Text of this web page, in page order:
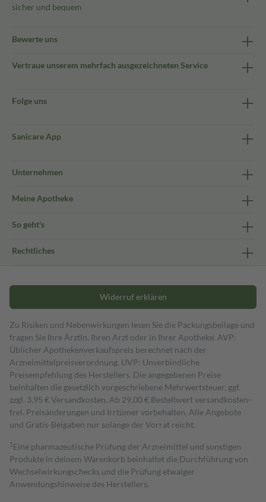
sicher und bequem
Bewerte uns
Vertraue unserem mehrfach ausgezeichneten Service
Folge uns
Sanicare App
Unternehmen
Meine Apotheke
So geht's
Rechtliches
Widerruf erklären
Zu Risiken und Nebenwirkungen lesen Sie die Packungsbeilage und
fragen Sie Ihre Ärztin, Ihren Arzt oder in Ihrer Apotheke. AVP:
Üblicher Apothekenverkaufspreis berechnet nach der
Arzneimittelpreisverordnung. UVP: Unverbindliche
Preisempfehlung des Herstellers. Die angegebenen Preise
beinhalten die gesetzlich vorgeschriebene Mehrwertsteuer, ggf.
zzgl. 3,95 € Versandkosten. Ab 29,00 € Bestell­wert versand­kosten­
frei. Preisänderungen und Irrtümer vorbehalten. Alle Angebote
und Gratis-Beigaben nur solange der Vorrat reicht.
1 Eine pharmazeutische Prüfung der Arzneimittel und sonstigen
Produkte in deinem Warenkorb beinhaltet die Durchführung von
Wechselwirkungschecks und die Prüfung etwaiger
Anwendungshinweise des Herstellers.